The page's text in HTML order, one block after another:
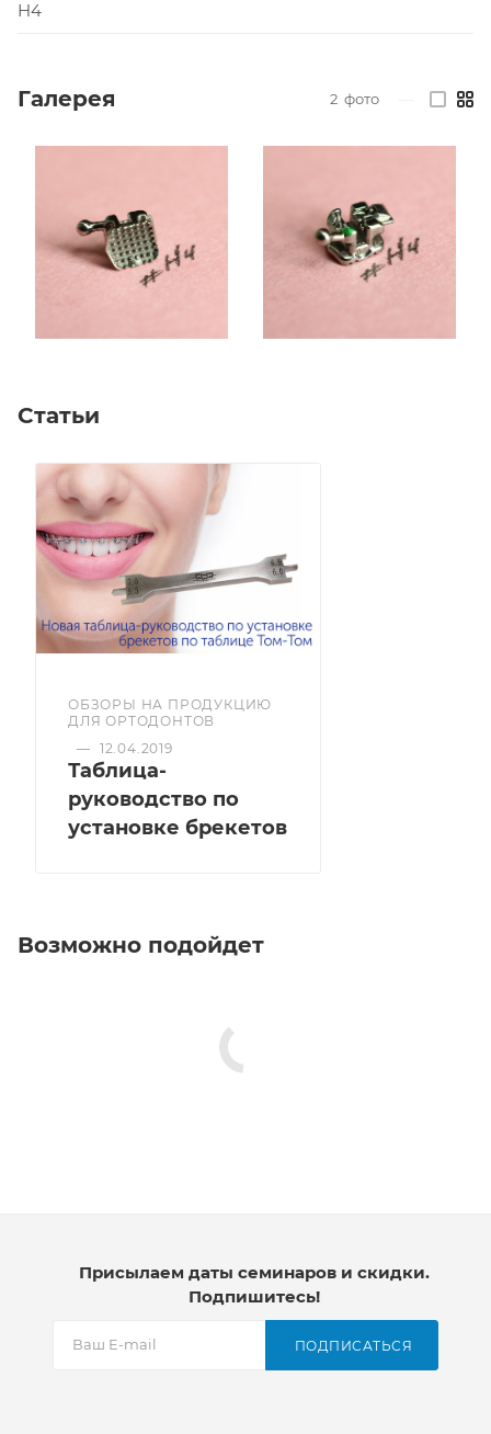
◦ Большое подкрыльное пространство
расположение брекета по анатомии зуба и силу
фиксации.
◦ Специальные бортики
H4
Галерея 2 фото
Статьи
ОБЗОРЫ НА ПРОДУКЦИЮ
ДЛЯ ОРТОДОНТОВ
— 12.04.2019
Таблица-
руководство по
установке брекетов
Возможно подойдет
Присылаем даты семинаров и скидки.
Подпишитесь!
ПОДПИСАТЬСЯ